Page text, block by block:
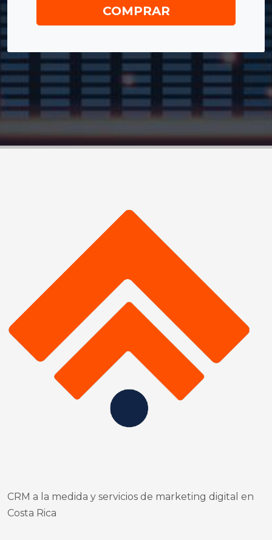
COMPRAR
CRM a la medida y servicios de marketing digital en
Costa Rica